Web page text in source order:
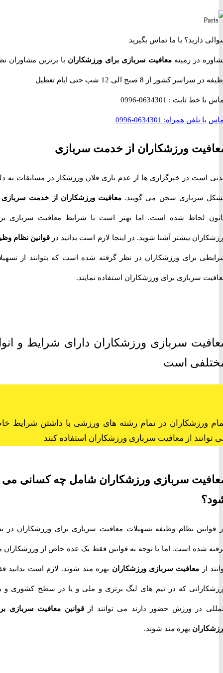
دارید؟ با ما تماس بگیرید
در زمینهمعافیت سربازی برای ورزشکارانبا برترین مشاوران نظام
کشور از 8 صبح الی 12 شب حتی ایام تعطیل
با خط ثابت :0634301-0996
تلفن همراه:0634301-0996
ورزشکاران از خدمت سربازی
در خبرگزاری ها از عدم بازی فلان ورزشکار در مسابقات به دلیل
سربازی سخن می گویند.معافیت ورزشکاران از خدمت سربازیدر
لحاظ شده است. اما بهتر است با شرایط معافیت سربازی برای
بیشتر آشنا شوید. در اینجا لازم است بدانید درقوانین نظام وظیفه
برای ورزشکاران در نظر گرفته شده است که بتوانند از تسهیلات
سربازی برای ورزشکاران استفاده نمایند.
سربازی ورزشکاران دارای شرایط و انواع
است
ورزشکاران در تمام رشته های ورزشی با داشتن شرایط خاص
از معافیت سربازی ورزشکاران استفاده کنند
سربازی ورزشکاران شامل چه کسانی می
نظام وظیفه تسهیلات معافیت سربازی برای ورزشکاران در نظر
شده است. اما با توجه به قوانین فقط یک عده خاص از ورزشکاران می
ازمعافیت سربازی ورزشکارانبهره مند شوند. لازم است بدانید فقط
که در تیم های لیگ برتری و ملی و یا در سطح کشوری و بین
در ورزش حضور دارند می توانند از قوانین معافیت سربازی برای
بهره مند شوند.